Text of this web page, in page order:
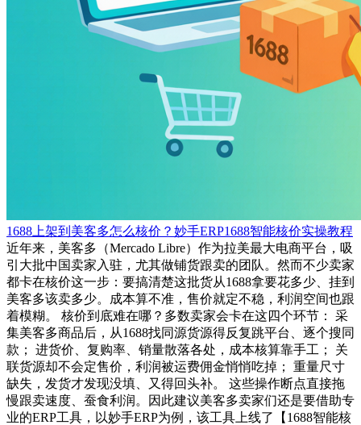
1688上架到美客多怎么核价？妙手ERP1688智能核价实操教程
近年来，美客多（Mercado Libre）作为拉美最大电商平台，吸
引大批中国卖家入驻，尤其做铺货跟卖的团队。然而不少卖家
都卡在核价这一步：要搞清楚这批货从1688拿要花多少、挂到
美客多该卖多少。成本算不准，售价就定不稳，利润空间也跟
着模糊。 核价到底难在哪？多数卖家会卡在这四个环节： 采
集美客多商品后，从1688找同源货源得反复跳平台、逐个搜同
款； 进货价、复购率、销量散落各处，成本核算靠手工； 关
联货源却不会定售价，利润被运费佣金悄悄吃掉； 重量尺寸
缺失，发货才发现没填、又得回头补。 这些操作断点直接拖
慢跟卖速度、蚕食利润。因此建议美客多卖家们还是要借助专
业的ERP工具，以妙手ERP为例，该工具上线了【1688智能核